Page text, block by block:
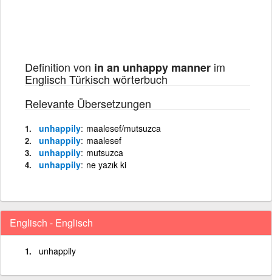
Definition von in an unhappy manner im
Englisch Türkisch wörterbuch
Relevante Übersetzungen
unhappily maalesef/mutsuzca
unhappily maalesef
unhappily mutsuzca
unhappily ne yazık ki
Englisch - Englisch
unhappily